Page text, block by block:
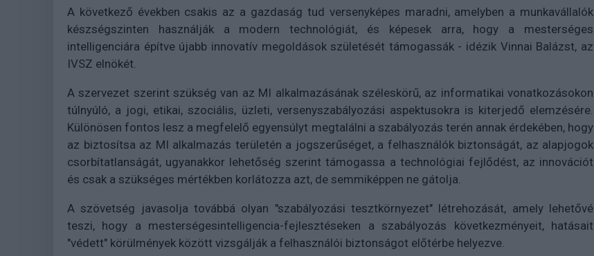
A következő években csakis az a gazdaság tud versenyképes maradni, amelyben a munkavállalók
készségszinten használják a modern technológiát, és képesek arra, hogy a mesterséges
intelligenciára építve újabb innovatív megoldások születését támogassák - idézik Vinnai Balázst, az
IVSZ elnökét.
A szervezet szerint szükség van az MI alkalmazásának széleskörű, az informatikai vonatkozásokon
túlnyúló, a jogi, etikai, szociális, üzleti, versenyszabályozási aspektusokra is kiterjedő elemzésére.
Különösen fontos lesz a megfelelő egyensúlyt megtalálni a szabályozás terén annak érdekében, hogy
az biztosítsa az MI alkalmazás területén a jogszerűséget, a felhasználók biztonságát, az alapjogok
csorbítatlanságát, ugyanakkor lehetőség szerint támogassa a technológiai fejlődést, az innovációt
és csak a szükséges mértékben korlátozza azt, de semmiképpen ne gátolja.
A szövetség javasolja továbbá olyan "szabályozási tesztkörnyezet" létrehozását, amely lehetővé
teszi, hogy a mesterségesintelligencia-fejlesztéseken a szabályozás következményeit, hatásait
"védett" körülmények között vizsgálják a felhasználói biztonságot előtérbe helyezve.